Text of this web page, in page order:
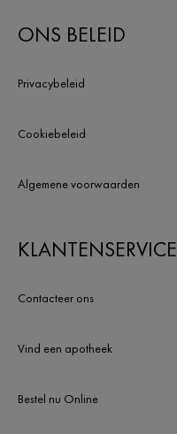
je gevoelens van jeuk.
ONS BELEID
Privacybeleid
Cookiebeleid
Algemene voorwaarden
KLANTENSERVICE
Contacteer ons
Vind een apotheek
Bestel nu Online